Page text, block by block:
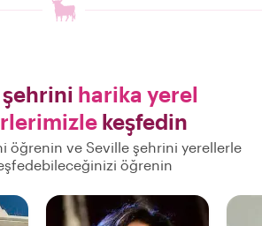
harika yerel
keşfedin
öğrenin ve Seville şehrini yerellerle
öğrenin